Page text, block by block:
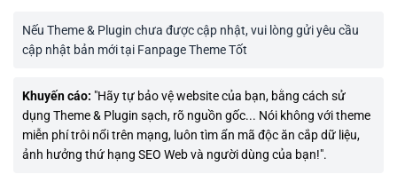
Nếu Theme & Plugin chưa được cập nhật, vui lòng gửi yêu cầu
cập nhật bản mới tại Fanpage Theme Tốt
Khuyến cáo: "Hãy tự bảo vệ website của bạn, bằng cách sử
dụng Theme & Plugin sạch, rõ nguồn gốc... Nói không với theme
miễn phí trôi nổi trên mạng, luôn tìm ẩn mã độc ăn cắp dữ liệu,
ảnh hưởng thứ hạng SEO Web và người dùng của bạn!".